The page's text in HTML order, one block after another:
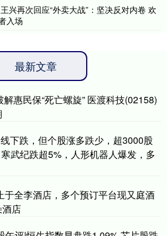
兴再次回应“外卖大战”：坚决反对内卷 欢
入场
最新文章
惠民保“死亡螺旋” 医渡科技(02158)
下跌，但个股涨多跌少，超3000股
武纪跌超5%，人形机器人爆发，多
于全李酒店，多个预订平台现又庭酒
店